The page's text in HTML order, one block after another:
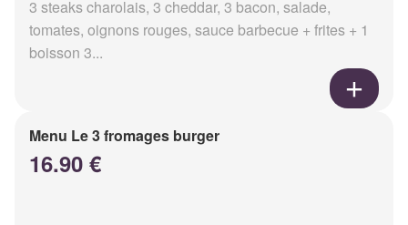
3 steaks charolais, 3 cheddar, 3 bacon, salade,
tomates, oignons rouges, sauce barbecue + frites + 1
boisson 3...
Menu Le 3 fromages burger
16.90 €